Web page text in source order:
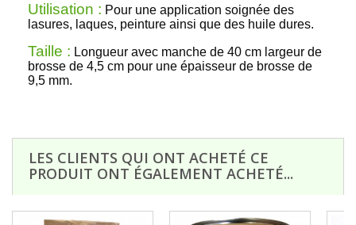
Utilisation : Pour une application soignée des
lasures, laques, peinture ainsi que des huile dures.
Taille : Longueur avec manche de 40 cm largeur de
brosse de 4,5 cm pour une épaisseur de brosse de
9,5 mm.
LES CLIENTS QUI ONT ACHETÉ CE
PRODUIT ONT ÉGALEMENT ACHETÉ...